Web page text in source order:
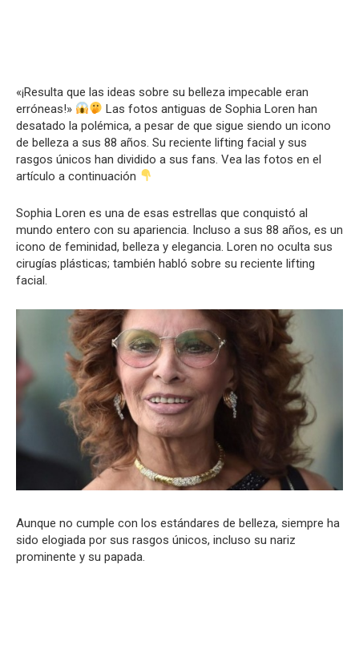
«¡Resulta que las ideas sobre su belleza impecable eran
erróneas!»
Las fotos antiguas de Sophia Loren han
desatado la polémica, a pesar de que sigue siendo un icono
de belleza a sus 88 años. Su reciente lifting facial y sus
rasgos únicos han dividido a sus fans. Vea las fotos en el
artículo a continuación
Sophia Loren es una de esas estrellas que conquistó al
mundo entero con su apariencia. Incluso a sus 88 años, es un
icono de feminidad, belleza y elegancia. Loren no oculta sus
cirugías plásticas; también habló sobre su reciente lifting
facial.
Aunque no cumple con los estándares de belleza, siempre ha
sido elogiada por sus rasgos únicos, incluso su nariz
prominente y su papada.